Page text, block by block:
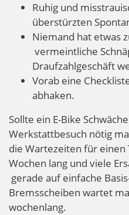
Ruhig und
überstürzten
Niemand hat etwas
vermeintliche
Draufzahlgeschäft
Vorab eine
abhaken.
Sollte ein E-Bike
Werkstattbesuch nötig
die Wartezeiten für
Wochen lang und viele
gerade auf einfache
Bremsscheiben wartet
wochenlang.